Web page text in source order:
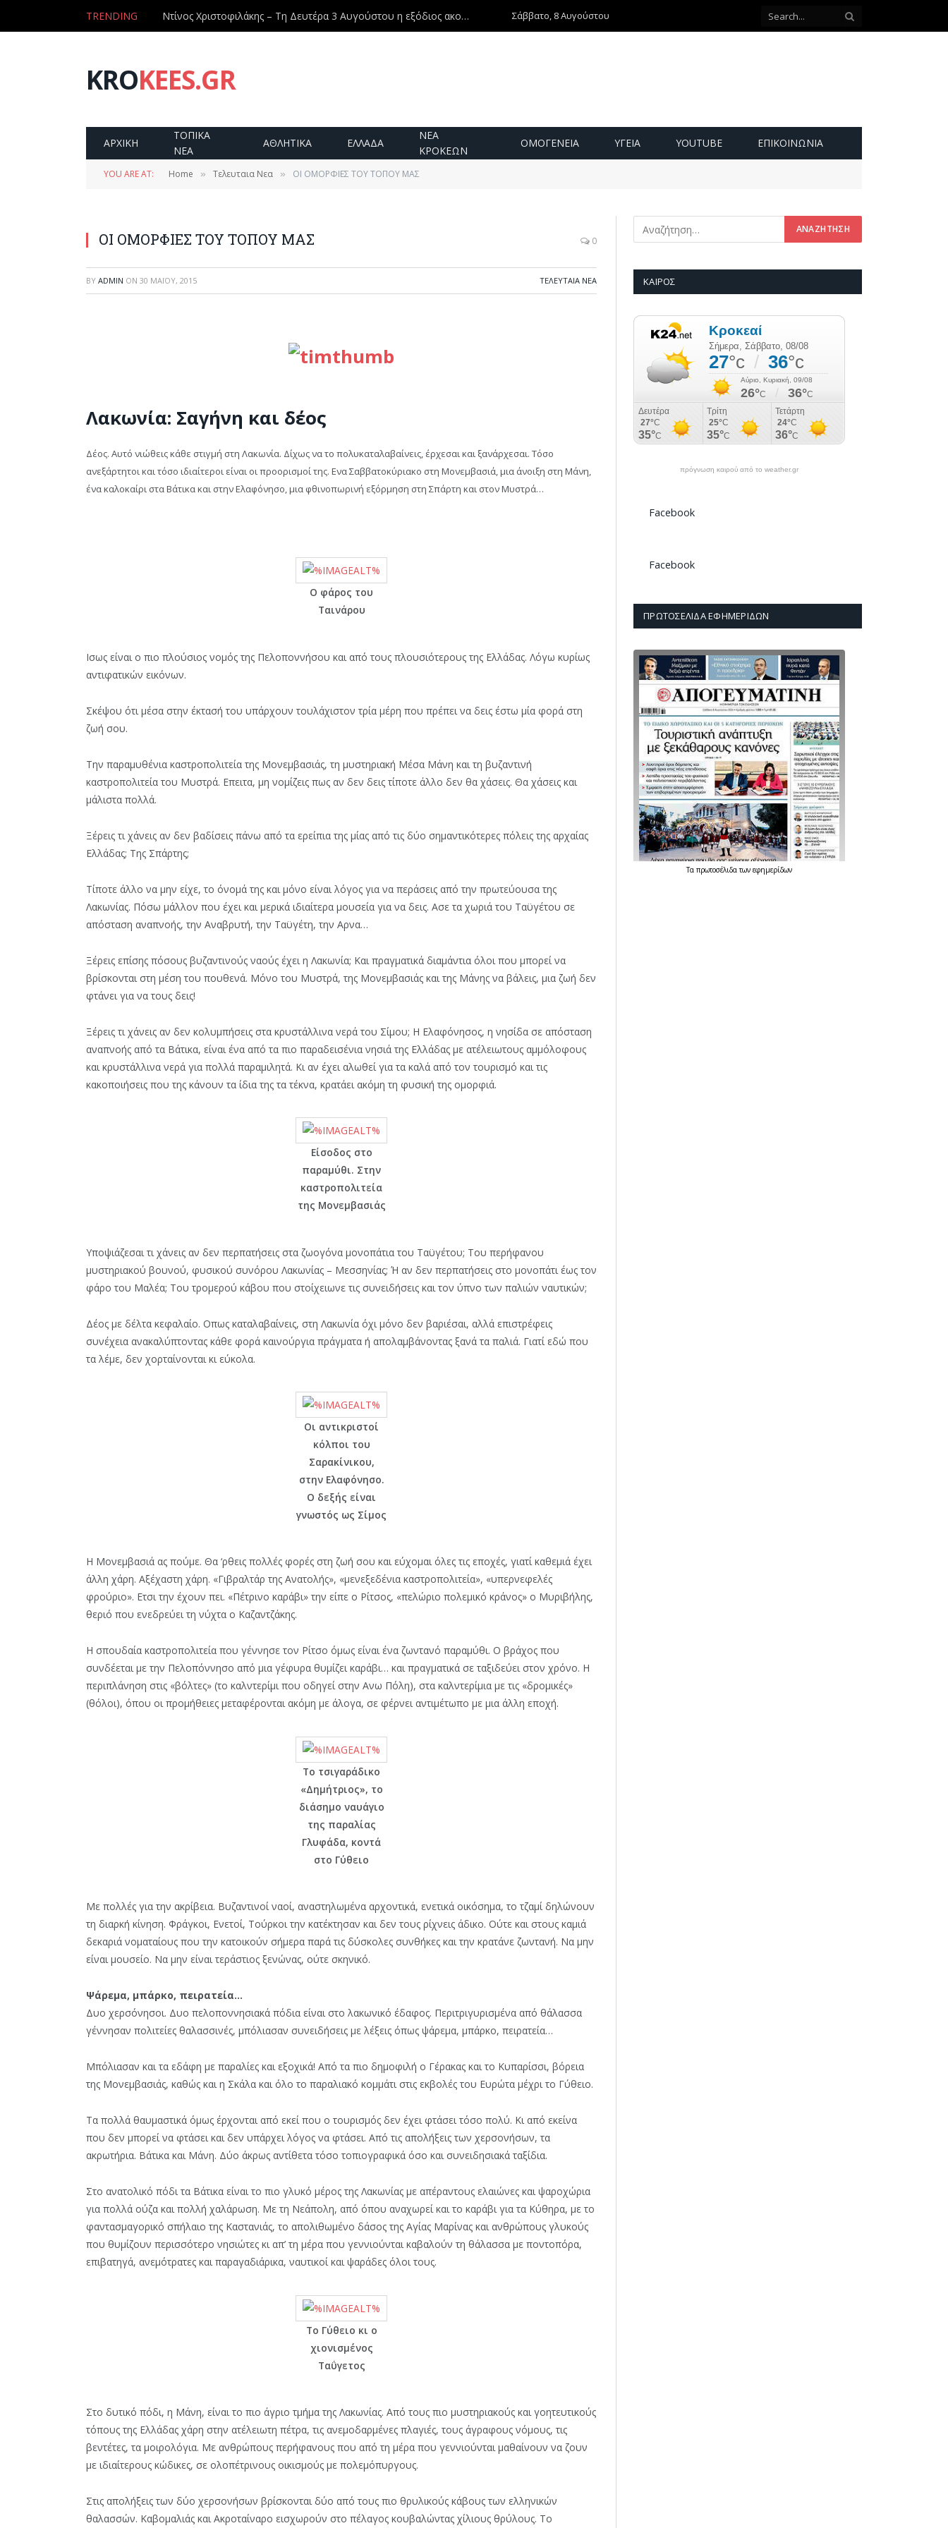
TRENDING Ντίνος Χριστοφιλάκης – Τη Δευτέρα 3 Αυγούστου η εξόδιος ακολουθία Σάββατο, 8 Αυγούστου
KROKEES.GR
ΑΡΧΙΚΗ
ΤΟΠΙΚΑ
ΝΕΑ
ΑΘΛΗΤΙΚΑ ΕΛΛΑΔΑ
ΝΕΑ
ΚΡΟΚΕΩΝ
ΟΜΟΓΕΝΕΙΑ ΥΓΕΙΑ YOUTUBE ΕΠΙΚΟΙΝΩΝΊΑ
YOU ARE AT: Home » Τελευταια Νεα » ΟΙ ΟΜΟΡΦΙΕΣ ΤΟΥ ΤΟΠΟΥ ΜΑΣ
ΟΙ ΟΜΟΡΦΙΕΣ ΤΟΥ ΤΟΠΟΥ ΜΑΣ 0
BY ADMIN ON 30 ΜΑΪ́ΟΥ, 2015 ΤΕΛΕΥΤΑΙΑ ΝΕΑ
Λακωνία: Σαγήνη και δέος
Δέος. Αυτό νιώθεις κάθε στιγμή στη Λακωνία. Δίχως να το πολυκαταλαβαίνεις, έρχεσαι και ξανάρχεσαι. Τόσο
ανεξάρτητοι και τόσο ιδιαίτεροι είναι οι προορισμοί της. Ενα Σαββατοκύριακο στη Μονεμβασιά, μια άνοιξη στη Μάνη,
ένα καλοκαίρι στα Βάτικα και στην Ελαφόνησο, μια φθινοπωρινή εξόρμηση στη Σπάρτη και στον Μυστρά…
Ο φάρος του
Ταινάρου
Ισως είναι ο πιο πλούσιος νομός της Πελοποννήσου και από τους πλουσιότερους της Ελλάδας. Λόγω κυρίως
αντιφατικών εικόνων.
Σκέψου ότι μέσα στην έκτασή του υπάρχουν τουλάχιστον τρία μέρη που πρέπει να δεις έστω μία φορά στη
ζωή σου.
Την παραμυθένια καστροπολιτεία της Μονεμβασιάς, τη μυστηριακή Μέσα Μάνη και τη βυζαντινή
καστροπολιτεία του Μυστρά. Επειτα, μη νομίζεις πως αν δεν δεις τίποτε άλλο δεν θα χάσεις. Θα χάσεις και
μάλιστα πολλά.
Ξέρεις τι χάνεις αν δεν βαδίσεις πάνω από τα ερείπια της μίας από τις δύο σημαντικότερες πόλεις της αρχαίας
Ελλάδας; Της Σπάρτης;
Τίποτε άλλο να μην είχε, το όνομά της και μόνο είναι λόγος για να περάσεις από την πρωτεύουσα της
Λακωνίας. Πόσω μάλλον που έχει και μερικά ιδιαίτερα μουσεία για να δεις. Ασε τα χωριά του Ταϋγέτου σε
απόσταση αναπνοής, την Αναβρυτή, την Ταϋγέτη, την Αρνα…
Ξέρεις επίσης πόσους βυζαντινούς ναούς έχει η Λακωνία; Και πραγματικά διαμάντια όλοι που μπορεί να
βρίσκονται στη μέση του πουθενά. Μόνο του Μυστρά, της Μονεμβασιάς και της Μάνης να βάλεις, μια ζωή δεν
φτάνει για να τους δεις!
Ξέρεις τι χάνεις αν δεν κολυμπήσεις στα κρυστάλλινα νερά του Σίμου; Η Ελαφόνησος, η νησίδα σε απόσταση
αναπνοής από τα Βάτικα, είναι ένα από τα πιο παραδεισένια νησιά της Ελλάδας με ατέλειωτους αμμόλοφους
και κρυστάλλινα νερά για πολλά παραμιλητά. Κι αν έχει αλωθεί για τα καλά από τον τουρισμό και τις
κακοποιήσεις που της κάνουν τα ίδια της τα τέκνα, κρατάει ακόμη τη φυσική της ομορφιά.
Είσοδος στο
παραμύθι. Στην
καστροπολιτεία
της Μονεμβασιάς
Υποψιάζεσαι τι χάνεις αν δεν περπατήσεις στα ζωογόνα μονοπάτια του Ταϋγέτου; Του περήφανου
μυστηριακού βουνού, φυσικού συνόρου Λακωνίας – Μεσσηνίας; Ή αν δεν περπατήσεις στο μονοπάτι έως τον
φάρο του Μαλέα; Του τρομερού κάβου που στοίχειωνε τις συνειδήσεις και τον ύπνο των παλιών ναυτικών;
Δέος με δέλτα κεφαλαίο. Οπως καταλαβαίνεις, στη Λακωνία όχι μόνο δεν βαριέσαι, αλλά επιστρέφεις
συνέχεια ανακαλύπτοντας κάθε φορά καινούργια πράγματα ή απολαμβάνοντας ξανά τα παλιά. Γιατί εδώ που
τα λέμε, δεν χορταίνονται κι εύκολα.
Οι αντικριστοί
κόλποι του
Σαρακίνικου,
στην Ελαφόνησο.
Ο δεξής είναι
γνωστός ως Σίμος
Η Μονεμβασιά ας πούμε. Θα ‘ρθεις πολλές φορές στη ζωή σου και εύχομαι όλες τις εποχές, γιατί καθεμιά έχει
άλλη χάρη. Αξέχαστη χάρη. «Γιβραλτάρ της Ανατολής», «μενεξεδένια καστροπολιτεία», «υπερνεφελές
φρούριο». Ετσι την έχουν πει. «Πέτρινο καράβι» την είπε ο Ρίτσος, «πελώριο πολεμικό κράνος» ο Μυριβήλης,
θεριό που ενεδρεύει τη νύχτα ο Καζαντζάκης.
Η σπουδαία καστροπολιτεία που γέννησε τον Ρίτσο όμως είναι ένα ζωντανό παραμύθι. Ο βράχος που
συνδέεται με την Πελοπόννησο από μια γέφυρα θυμίζει καράβι… και πραγματικά σε ταξιδεύει στον χρόνο. Η
περιπλάνηση στις «βόλτες» (το καλντερίμι που οδηγεί στην Ανω Πόλη), στα καλντερίμια με τις «δρομικές»
(θόλοι), όπου οι προμήθειες μεταφέρονται ακόμη με άλογα, σε φέρνει αντιμέτωπο με μια άλλη εποχή.
Το τσιγαράδικο
«Δημήτριος», το
διάσημο ναυάγιο
της παραλίας
Γλυφάδα, κοντά
στο Γύθειο
Με πολλές για την ακρίβεια. Βυζαντινοί ναοί, αναστηλωμένα αρχοντικά, ενετικά οικόσημα, το τζαμί δηλώνουν
τη διαρκή κίνηση. Φράγκοι, Ενετοί, Τούρκοι την κατέκτησαν και δεν τους ρίχνεις άδικο. Ούτε και στους καμιά
δεκαριά νοματαίους που την κατοικούν σήμερα παρά τις δύσκολες συνθήκες και την κρατάνε ζωντανή. Να μην
είναι μουσείο. Να μην είναι τεράστιος ξενώνας, ούτε σκηνικό.
Ψάρεμα, μπάρκο, πειρατεία…
Δυο χερσόνησοι. Δυο πελοποννησιακά πόδια είναι στο λακωνικό έδαφος. Περιτριγυρισμένα από θάλασσα
γέννησαν πολιτείες θαλασσινές, μπόλιασαν συνειδήσεις με λέξεις όπως ψάρεμα, μπάρκο, πειρατεία…
Μπόλιασαν και τα εδάφη με παραλίες και εξοχικά! Από τα πιο δημοφιλή ο Γέρακας και το Κυπαρίσσι, βόρεια
της Μονεμβασιάς, καθώς και η Σκάλα και όλο το παραλιακό κομμάτι στις εκβολές του Ευρώτα μέχρι το Γύθειο.
Τα πολλά θαυμαστικά όμως έρχονται από εκεί που ο τουρισμός δεν έχει φτάσει τόσο πολύ. Κι από εκείνα
που δεν μπορεί να φτάσει και δεν υπάρχει λόγος να φτάσει. Από τις απολήξεις των χερσονήσων, τα
ακρωτήρια. Βάτικα και Μάνη. Δύο άκρως αντίθετα τόσο τοπιογραφικά όσο και συνειδησιακά ταξίδια.
Στο ανατολικό πόδι τα Βάτικα είναι το πιο γλυκό μέρος της Λακωνίας με απέραντους ελαιώνες και ψαροχώρια
για πολλά ούζα και πολλή χαλάρωση. Με τη Νεάπολη, από όπου αναχωρεί και το καράβι για τα Κύθηρα, με το
φαντασμαγορικό σπήλαιο της Καστανιάς, το απολιθωμένο δάσος της Αγίας Μαρίνας και ανθρώπους γλυκούς
που θυμίζουν περισσότερο νησιώτες κι απ’ τη μέρα που γεννιούνται καβαλούν τη θάλασσα με ποντοπόρα,
επιβατηγά, ανεμότρατες και παραγαδιάρικα, ναυτικοί και ψαράδες όλοι τους.
Το Γύθειο κι ο
χιονισμένος
Ταΰγετος
Στο δυτικό πόδι, η Μάνη, είναι το πιο άγριο τμήμα της Λακωνίας. Από τους πιο μυστηριακούς και γοητευτικούς
τόπους της Ελλάδας χάρη στην ατέλειωτη πέτρα, τις ανεμοδαρμένες πλαγιές, τους άγραφους νόμους, τις
βεντέτες, τα μοιρολόγια. Με ανθρώπους περήφανους που από τη μέρα που γεννιούνται μαθαίνουν να ζουν
με ιδιαίτερους κώδικες, σε ολοπέτρινους οικισμούς με πολεμόπυργους.
Στις απολήξεις των δύο χερσονήσων βρίσκονται δύο από τους πιο θρυλικούς κάβους των ελληνικών
θαλασσών. Καβομαλιάς και Ακροταίναρο εισχωρούν στο πέλαγος κουβαλώντας χίλιους θρύλους. Το
ΚΑΙΡΌΣ
πρόγνωση καιρού από το weather.gr
Facebook
Facebook
ΠΡΩΤΟΣΈΛΙΔΑ ΕΦΗΜΕΡΊΔΩΝ
Τα πρωτοσέλιδατων εφημερίδων